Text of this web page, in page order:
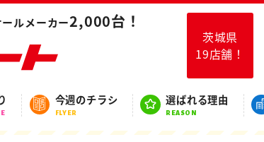
ルメーカー2,000台！
茨城県
19店舗！
今週のチラシ
FLYER
選ばれる理由
REASON
スペースカスタムTセーフティーパッケージ』をご紹介！🚗
スタッフブログ
BLOG